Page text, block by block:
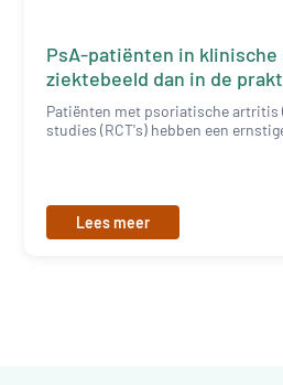
PsA-patiënten in
ziektebeeld dan in de
Patiënten met psoriatische artritis
studies (RCT's) hebben een
Lees meer